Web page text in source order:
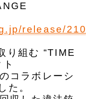
release/
り組む “TIME
コラボレーシ
た。